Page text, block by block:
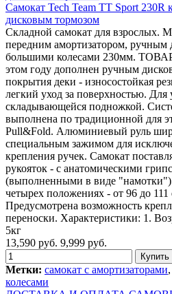
Самокат Tech Team TT Sport
дисковым тормозом
Складной самокат для взрослых.
передним амортизатором, ручным
большими колесами 230мм.
этом году дополнен ручным
покрытия деки - износостойкая
легкий уход за поверхностью. Для
складывающейся подножкой.
выполнена по традиционной для
Pull&Fold. Алюминиевый руль
специальным зажимом для
крепления ручек. Самокат
рукояток - с анатомическими
(выполненными в виде
четырех положениях - от 96 до 111
Предусмотрена возможность
переноски. Характеристики: 1.
5кг
13,590 руб. 9,999 руб.
Метки: самокат с амортизаторами,
колесами